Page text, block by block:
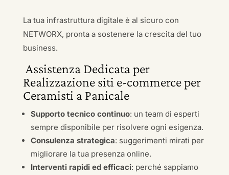
La tua infrastruttura digitale è al sicuro con
NETWORX, pronta a sostenere la crescita del tuo
business.
Assistenza Dedicata per
Realizzazione siti e-commerce per
Ceramisti a Panicale
Supporto tecnico continuo: un team di esperti
sempre disponibile per risolvere ogni esigenza.
Consulenza strategica: suggerimenti mirati per
migliorare la tua presenza online.
Interventi rapidi ed efficaci: perché sappiamo